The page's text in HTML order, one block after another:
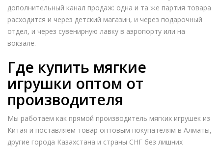
дополнительный канал продаж: одна и та же партия товара
расходится и через детский магазин, и через подарочный
отдел, и через сувенирную лавку в аэропорту или на
вокзале.
Где купить мягкие
игрушки оптом от
производителя
Мы работаем как прямой производитель мягких игрушек из
Китая и поставляем товар оптовым покупателям в Алматы,
другие города Казахстана и страны СНГ без лишних